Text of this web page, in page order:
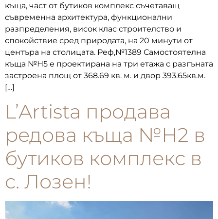
къща, част от бутиков комплекс съчетаващ
съвременна архитектура, функционални
разпределения, висок клас строителство и
спокойствие сред природата, на 20 минути от
центъра на столицата. Реф,№1389 Самостоятелна
къща №Н5 е проектирана на три етажа с разгъната
застроена площ от 368.69 кв. м. и двор 393.65кв.м.
[…]
L’Artista продава
редова къща №Н2 в
бутиков комплекс в
с. Лозен!